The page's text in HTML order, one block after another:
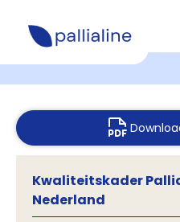
Kwaliteitskader
Nederland